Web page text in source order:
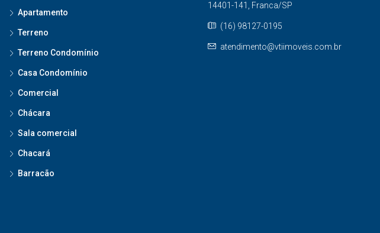
Apartamento
Terreno
Terreno Condomínio
Casa Condomínio
Comercial
Chácara
Sala comercial
Chacará
Barracão
14401-141, Franca/SP
(16) 98127-0195
atendimento@vtiimoveis.com.br